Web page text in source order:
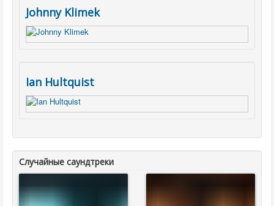
Johnny Klimek
Ian Hultquist
Случайные саундтреки